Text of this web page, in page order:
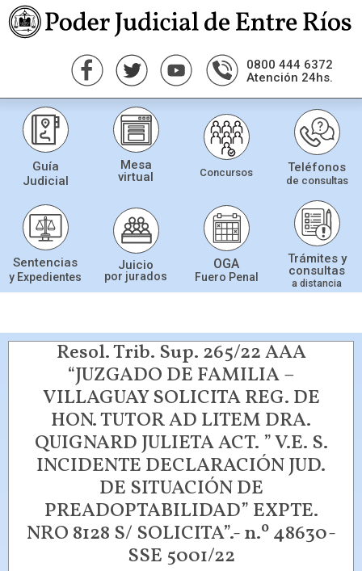
0800 444 6372
Atención 24hs.
Guía
Judicial
Mesa
virtual
Concursos Teléfonos
de consultas
Sentencias
y Expedientes
Juicio
por jurados
OGA
Fuero Penal
Trámites y
consultas
a distancia
Resol. Trib. Sup. 265/22 AAA
“JUZGADO DE FAMILIA –
VILLAGUAY SOLICITA REG. DE
HON. TUTOR AD LITEM DRA.
QUIGNARD JULIETA ACT. ” V.E. S.
INCIDENTE DECLARACIÓN JUD.
DE SITUACIÓN DE
PREADOPTABILIDAD” EXPTE.
NRO 8128 S/ SOLICITA”.- n.º 48630-
SSE 5001/22